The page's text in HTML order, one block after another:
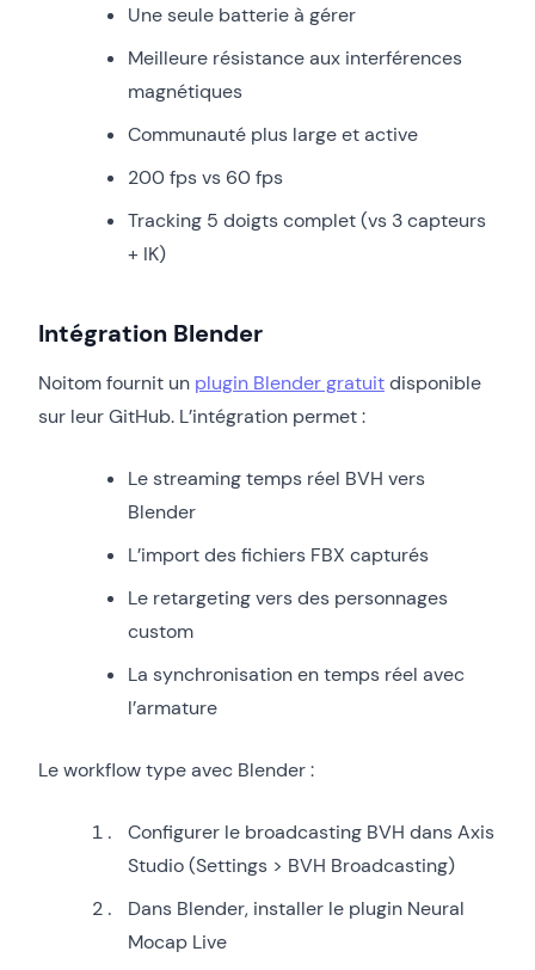
Une seule batterie à gérer
Meilleure résistance aux interférences
magnétiques
Communauté plus large et active
200 fps vs 60 fps
Tracking 5 doigts complet (vs 3 capteurs
+ IK)
Intégration Blender
Noitom fournit un plugin Blender gratuitdisponible
sur leur GitHub. L’intégration permet :
Le streaming temps réel BVH vers
Blender
L’import des fichiers FBX capturés
Le retargeting vers des personnages
custom
La synchronisation en temps réel avec
l’armature
Le workflow type avec Blender :
Configurer le broadcasting BVH dans Axis
Studio (Settings > BVH Broadcasting)
Dans Blender, installer le plugin Neural
Mocap Live